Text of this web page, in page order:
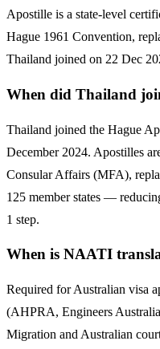
Apostille is a state-level
Hague 1961 Convention,
Thailand joined on 22 Dec
When did Thailand
Thailand joined the Hague
December 2024. Apostilles
Consular Affairs (MFA),
125 member states —
1 step.
When is NAATI
Required for Australian visa
(AHPRA, Engineers
Migration and Australian